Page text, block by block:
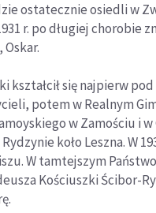
ostatecznie osiedli w
r. po długiej chorobie
kształcił się najpierw
potem w Realnym
w Zamościu i
koło Leszna. W
W tamtejszym
Kościuszki Ścibor-